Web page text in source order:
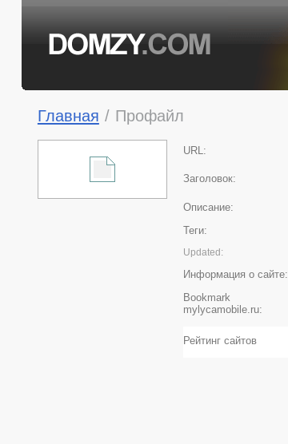
Главная / Профайл
URL:
Заголовок:
Описание:
Теги:
Updated:
Информация о сайте:
Bookmark
mylycamobile.ru:
Рейтинг сайтов